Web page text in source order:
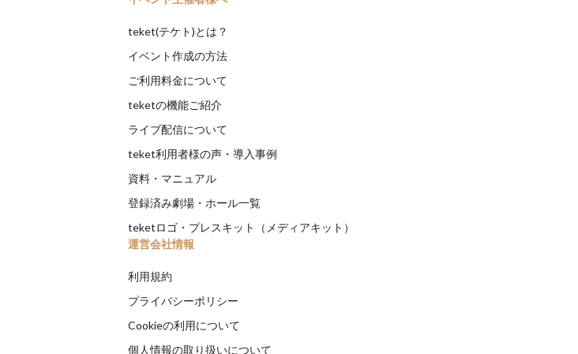
teket(テケト)とは？
イベント作成の方法
ご利用料金について
teketの機能ご紹介
ライブ配信について
teket利用者様の声・導入事例
資料・マニュアル
登録済み劇場・ホール一覧
teketロゴ・プレスキット（メディアキット）
運営会社情報
利用規約
プライバシーポリシー
Cookieの利用について
個人情報の取り扱いについて